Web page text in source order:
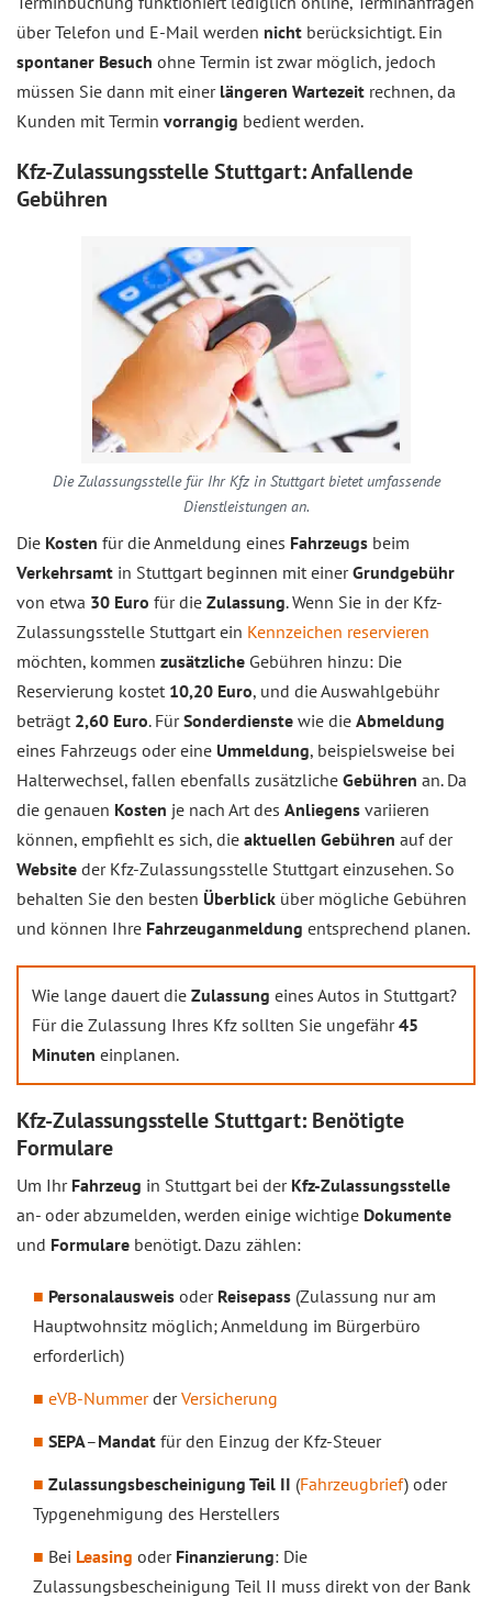
über Telefon und E-Mail werden nicht berücksichtigt. Ein
spontaner Besuch ohne Termin ist zwar möglich, jedoch
müssen Sie dann mit einer längeren Wartezeit rechnen, da
Kunden mit Termin vorrangig bedient werden.
Kfz-Zulassungsstelle Stuttgart: Anfallende
Gebühren
Die Zulassungsstelle für Ihr Kfz in Stuttgart bietet umfassende
Dienstleistungen an.
Die Kosten für die Anmeldung eines Fahrzeugs beim
Verkehrsamt in Stuttgart beginnen mit einerGrundgebühr
von etwa 30 Euro für die Zulassung. Wenn Sie in der Kfz-
Zulassungsstelle Stuttgart ein Kennzeichen reservieren
möchten, kommen zusätzliche Gebühren hinzu: Die
Reservierung kostet 10,20 Euro, und die Auswahlgebühr
beträgt 2,60 Euro. FürSonderdienste wie die Abmeldung
eines Fahrzeugs oder eine Ummeldung, beispielsweise bei
Halterwechsel, fallen ebenfalls zusätzliche Gebühren an. Da
die genauen Kosten je nach Art des Anliegens variieren
können, empfiehlt es sich, die aktuellen Gebühren auf der
Website der Kfz-Zulassungsstelle Stuttgart einzusehen. So
behalten Sie den besten Überblick über mögliche Gebühren
und können Ihre Fahrzeuganmeldung entsprechend planen.
Wie lange dauert die Zulassung eines Autos in Stuttgart?
Für die Zulassung Ihres Kfz sollten Sie ungefähr45
Minuten einplanen.
Kfz-Zulassungsstelle Stuttgart: Benötigte
Formulare
Um Ihr Fahrzeug in Stuttgart bei der Kfz-Zulassungsstelle
an- oder abzumelden, werden einige wichtige Dokumente
und Formulare benötigt. Dazu zählen:
Personalausweis oder Reisepass (Zulassung nur am
Hauptwohnsitz möglich; Anmeldung im Bürgerbüro
erforderlich)
eVB-NummerderVersicherung
SEPA–Mandat für den Einzug der Kfz-Steuer
Zulassungsbescheinigung Teil II (Fahrzeugbrief) oder
Typgenehmigung des Herstellers
Bei Leasing oder Finanzierung: Die
Zulassungsbescheinigung Teil II muss direkt von der Bank